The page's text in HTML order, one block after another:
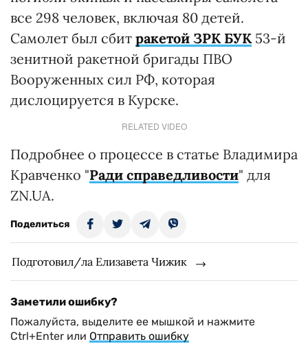
все 298 человек, включая 80 детей.
Самолет был сбит ракетой ЗРК БУК 53-й
зенитной ракетной бригады ПВО
Вооруженных сил РФ, которая
дислоцируется в Курске.
RELATED VIDEO
Подробнее о процессе в статье Владимира
Кравченко "Ради справедливости" для
ZN.UA.
Поделиться
Подготовил/ла Елизавета Чижик
Заметили ошибку?
Пожалуйста, выделите ее мышкой и нажмите
Ctrl+Enter или Отправить ошибку